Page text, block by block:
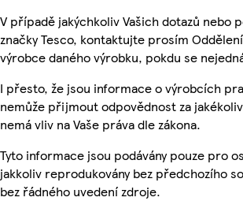
V případě jakýchkoliv Vašich dotazů nebo
značky Tesco, kontaktujte prosím
výrobce daného výrobku, pokdu se
I přesto, že jsou informace o výrobcích
nemůže přijmout odpovědnost za
nemá vliv na Vaše práva dle zákona.
Tyto informace jsou podávány pouze pro
jakkoliv reprodukovány bez předchozího
bez řádného uvedení zdroje.